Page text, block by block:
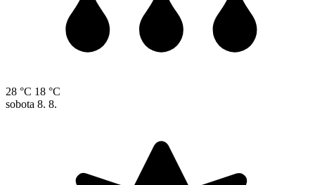
28 °C 18 °C
sobota 8. 8.